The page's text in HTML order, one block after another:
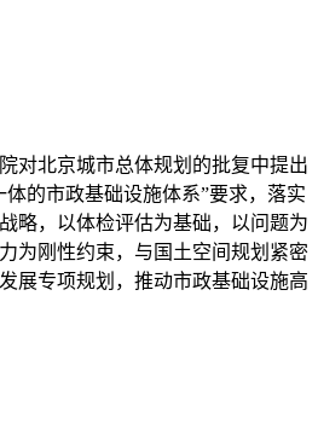
对北京城市总体规划的批复中提出
的市政基础设施体系”要求，落实
略，以体检评估为基础，以问题为
为刚性约束，与国土空间规划紧密
展专项规划，推动市政基础设施高